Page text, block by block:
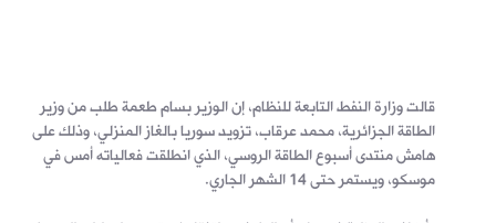
قالت وزارة النفط التابعة للنظام، إن الوزير بسام طعمة طلب من وزير
الطاقة الجزائرية، محمد عرقاب، تزويد سوريا بالغاز المنزلي، وذلك على
هامش منتدى أسبوع الطاقة الروسي، الذي انطلقت فعالياته أمس في
موسكو، ويستمر حتى 14 الشهر الجاري.